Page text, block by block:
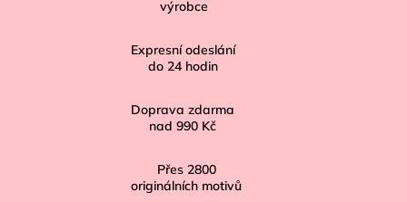
výrobce
Expresní odeslání
do 24 hodin
Doprava zdarma
nad 990 Kč
Přes 2800
originálních motivů